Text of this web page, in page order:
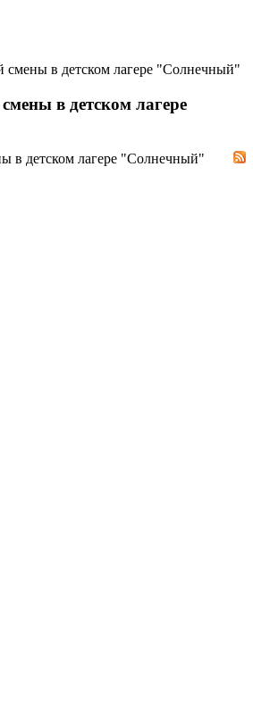
смены в детском лагере "Солнечный"
в детском лагере
в детском лагере "Солнечный"